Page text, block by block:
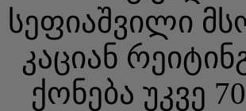
სეფიაშვილი
კაციან
ქონება უკვე